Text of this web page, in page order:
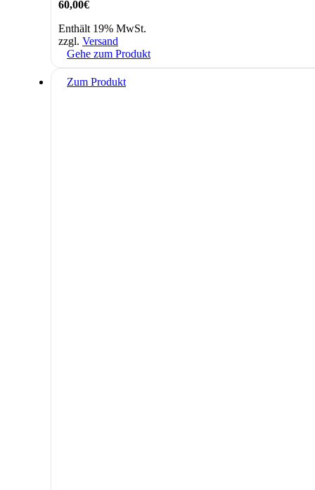
60,00€
Enthält 19% MwSt.
zzgl. Versand
Gehe zum Produkt
Zum Produkt